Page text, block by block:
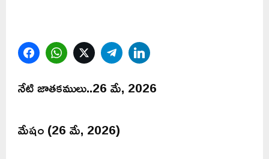
FacebookWhatsAppTwitterTelegram
నేటి జాతకములు..26 మే, 2026
మేషం (26 మే, 2026)